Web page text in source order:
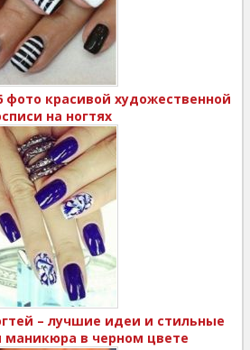
фото красивой художественной
на ногтях
– лучшие идеи и стильные
в черном цвете